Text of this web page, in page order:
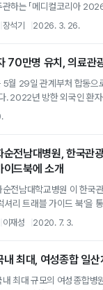
관하는 「메디컬코리아
까지 서울 코엑스에서 성황리에
장석기 2026. 3. 26.
70만명 유치, 의료관
5월 29일 관계부처 합동으
. 2022년 방한 외국인 환
순전남대병원, 한국관
이드북에 소개
순전남대학교병원 이 한국
셔리 트래블 가이드 북‘을
속도를 더하고 있다.
이재성 2020. 7. 3.
내 최대, 여성종합 일
내 최대 규모의 여성종합병